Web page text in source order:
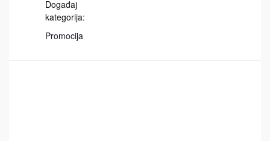
Događaj
kategorija:
Promocija